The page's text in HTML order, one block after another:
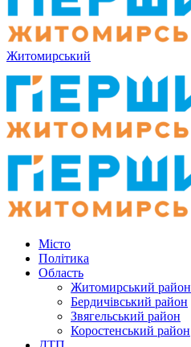
Житомирський
Місто
Політика
Область
Житомирський район
Бердичівський район
Звягельський район
Коростенський район